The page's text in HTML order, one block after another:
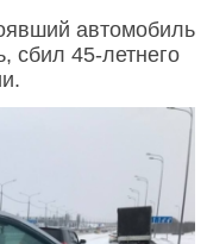
автомобиль
сбил 45-летнего